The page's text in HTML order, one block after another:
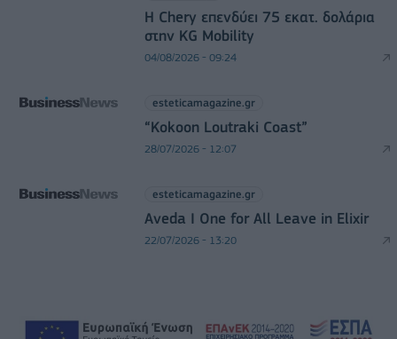
Η Chery επενδύει 75 εκατ. δολάρια
στην KG Mobility
04/08/2026 - 09:24
esteticamagazine.gr
“Kokoon Loutraki Coast”
28/07/2026 - 12:07
esteticamagazine.gr
Aveda I One for All Leave in Elixir
22/07/2026 - 13:20